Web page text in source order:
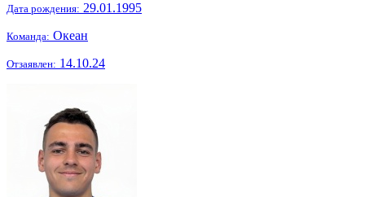
Дата рождения: 29.01.1995
Команда: Океан
Отзаявлен: 14.10.24